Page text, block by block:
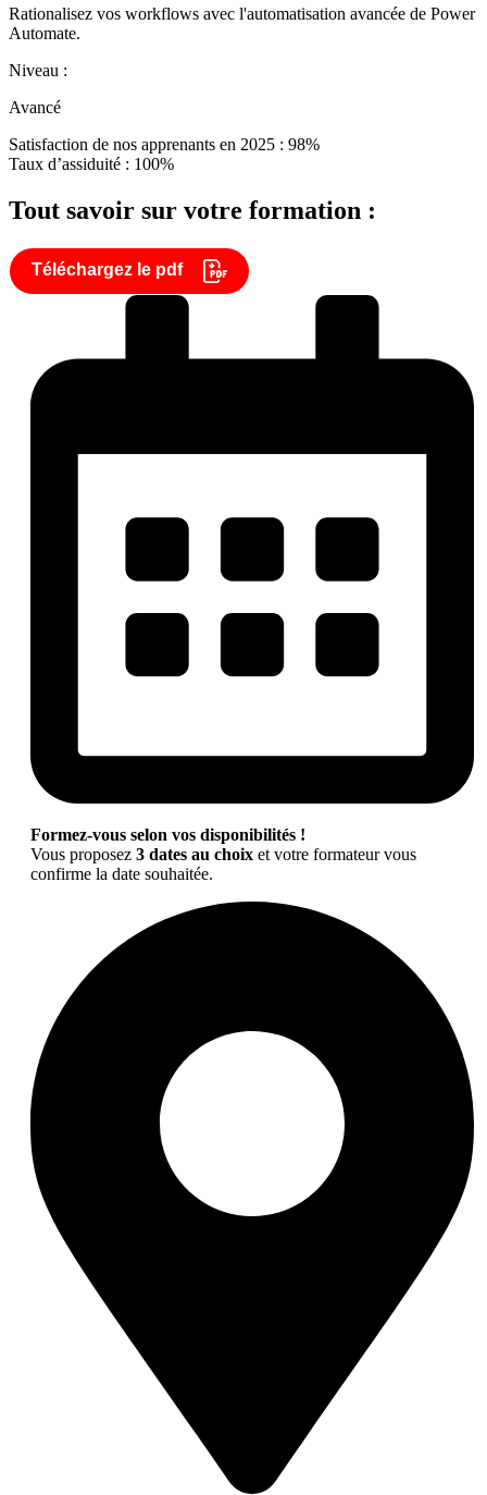
Rationalisez vos workflows avec l'automatisation avancée de Power
Automate.
Niveau :
Avancé
Satisfaction de nos apprenants en 2025 : 98%
Taux d’assiduité : 100%
Tout savoir sur votre formation :
Téléchargez le pdf
Formez-vous selon vos disponibilités !
Vous proposez 3 dates au choix et votre formateur vous
confirme la date souhaitée.